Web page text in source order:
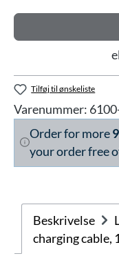
Tilføj til ønskeliste
Varenummer:
Order for more
your order free
Beskrivelse
charging cable,